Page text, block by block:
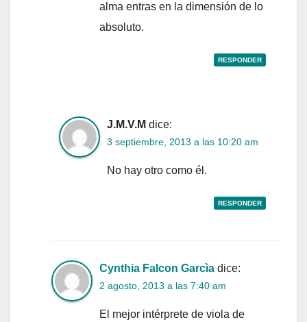
alma entras en la dimensión de lo
absoluto.
RESPONDER
J.M.V.M dice:
3 septiembre, 2013 a las 10:20 am
No hay otro como él.
RESPONDER
Cynthia Falcon Garcìa dice:
2 agosto, 2013 a las 7:40 am
El mejor intérprete de viola de